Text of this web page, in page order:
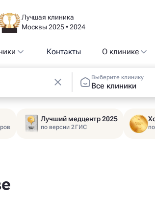
Лучшая клиника
Москвы 2025 • 2024
Контакты О клинике
Выберите клинику
Все клиники
Лучший медцентр 2025
по версии 2ГИС